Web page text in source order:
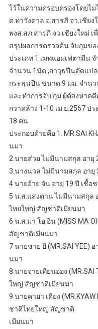
ไว้ในความครอบครองโดยไ
ต.ท่าวังตาล อ.สารภี จว.เชีย
พงส.สภ.สารภี จว.เชียงใหม่
สรุปผลการตรวจค้น จับกุมขอ
ประเภท 1 เมทแอมเฟตามีน
จำนวน 1นัด ,อาวุธปืนดัดแป
กระสุนปืน ขนาด 9 มม. จำน
และทำการจับ กุม ผู้ต้องหาค
กวาดล้าง 1-10 เม.ย.2567 ป
18 คน
ประกอบด้วยคือ 1. MR.SAI
นมา
2.นายส่วย ไม่มีนามสกุล อา
3.นางนวล ไม่มีนามสกุล อา
4 นายอ้าย จัน อายุ 19 ปี เชื้
5 น.ส.แสงตาน ไม่มีนามสกุล
ไทยใหญ่ สัญชาติเมียนมา
6 น.ส.มา โอ อิน (MISS MA
สัญชาติเมียนมา
7 นายชาย ยี (MR.SAI YEE)
นมา
8.นายจายเทียนอ่อง (MR.SAI
ใหญ่ สัญชาติเมียนมา
9.นายคายา เคียง (MR.KYAW
ชาติไทยใหญ่ สัญชาติ
เมียนมา